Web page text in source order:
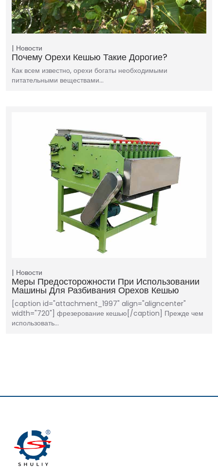
Новости
Почему Орехи Кешью Такие Дорогие?
Как всем известно, орехи богаты необходимыми
питательными веществами…
Новости
Меры Предосторожности При Использовании
Машины Для Разбивания Орехов Кешью
[caption id="attachment_1997" align="aligncenter"
width="720"] фрезерование кешью[/caption] Прежде чем
использовать…